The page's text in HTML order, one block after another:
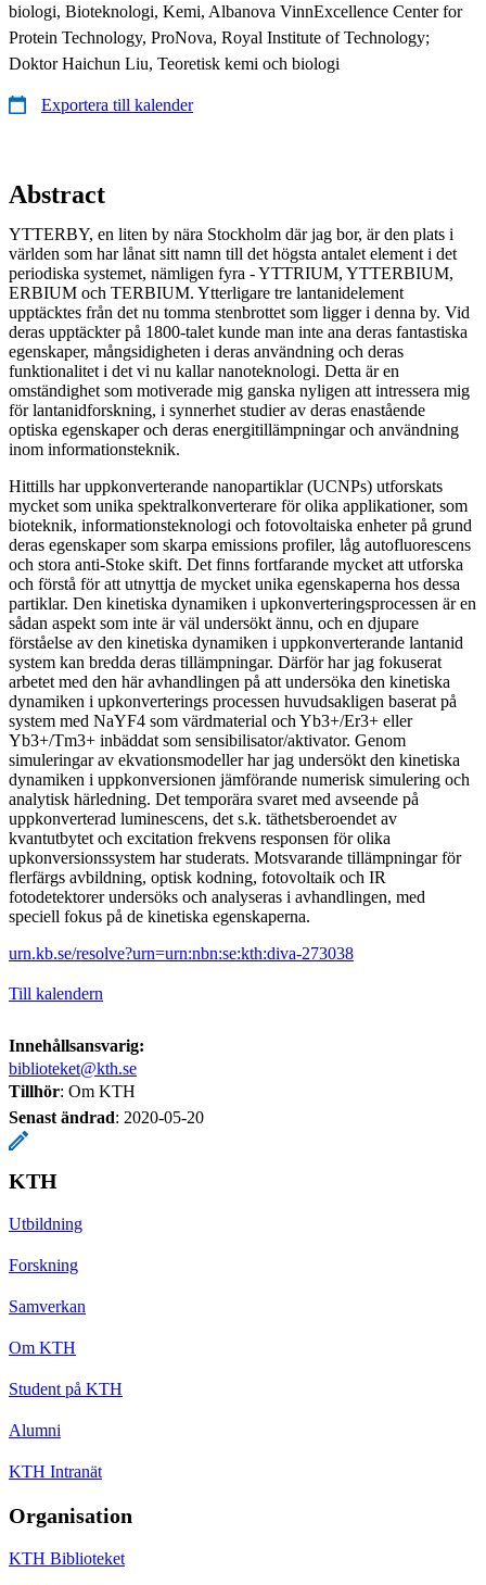
biologi, Bioteknologi, Kemi, Albanova VinnExcellence Center for
Protein Technology, ProNova, Royal Institute of Technology;
Doktor Haichun Liu, Teoretisk kemi och biologi
Exportera till kalender
Abstract
YTTERBY, en liten by nära Stockholm där jag bor, är den plats i
världen som har lånat sitt namn till det högsta antalet element i det
periodiska systemet, nämligen fyra - YTTRIUM, YTTERBIUM,
ERBIUM och TERBIUM. Ytterligare tre lantanidelement
upptäcktes från det nu tomma stenbrottet som ligger i denna by. Vid
deras upptäckter på 1800-talet kunde man inte ana deras fantastiska
egenskaper, mångsidigheten i deras användning och deras
funktionalitet i det vi nu kallar nanoteknologi. Detta är en
omständighet som motiverade mig ganska nyligen att intressera mig
för lantanidforskning, i synnerhet studier av deras enastående
optiska egenskaper och deras energitillämpningar och användning
inom informationsteknik.
Hittills har uppkonverterande nanopartiklar (UCNPs) utforskats
mycket som unika spektralkonverterare för olika applikationer, som
bioteknik, informationsteknologi och fotovoltaiska enheter på grund
deras egenskaper som skarpa emissions profiler, låg autofluorescens
och stora anti-Stoke skift. Det finns fortfarande mycket att utforska
och förstå för att utnyttja de mycket unika egenskaperna hos dessa
partiklar. Den kinetiska dynamiken i upkonverteringsprocessen är en
sådan aspekt som inte är väl undersökt ännu, och en djupare
förståelse av den kinetiska dynamiken i uppkonverterande lantanid
system kan bredda deras tillämpningar. Därför har jag fokuserat
arbetet med den här avhandlingen på att undersöka den kinetiska
dynamiken i upkonverterings processen huvudsakligen baserat på
system med NaYF4 som värdmaterial och Yb3+/Er3+ eller
Yb3+/Tm3+ inbäddat som sensibilisator/aktivator. Genom
simuleringar av ekvationsmodeller har jag undersökt den kinetiska
dynamiken i uppkonversionen jämförande numerisk simulering och
analytisk härledning. Det temporära svaret med avseende på
uppkonverterad luminescens, det s.k. täthetsberoendet av
kvantutbytet och excitation frekvens responsen för olika
upkonversionssystem har studerats. Motsvarande tillämpningar för
flerfärgs avbildning, optisk kodning, fotovoltaik och IR
fotodetektorer undersöks och analyseras i avhandlingen, med
speciell fokus på de kinetiska egenskaperna.
urn.kb.se/resolve?urn=urn:nbn:se:kth:diva-273038
Till kalendern
Innehållsansvarig:
biblioteket@kth.se
Tillhör: Om KTH
Senast ändrad: 2020-05-20
KTH
Utbildning
Forskning
Samverkan
Om KTH
Student på KTH
Alumni
KTH Intranät
Organisation
KTH Biblioteket